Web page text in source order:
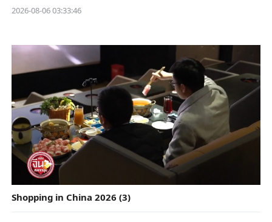
2026-08-06 03:33:46
Shopping in China 2026 (3)